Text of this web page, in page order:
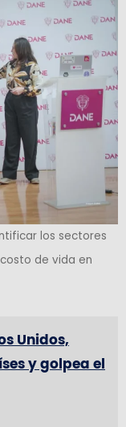
los sectores
de vida en
Unidos,
y golpea el